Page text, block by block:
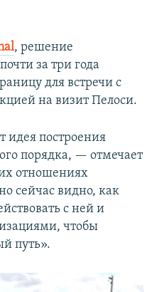
, решение
за три года
для встречи с
на визит Пелоси.
идея построения
порядка, — отмечает
отношениях
сейчас видно, как
с ней и
чтобы
путь».